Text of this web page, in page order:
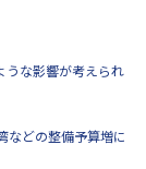
うな影響が考えられ
などの整備予算増に